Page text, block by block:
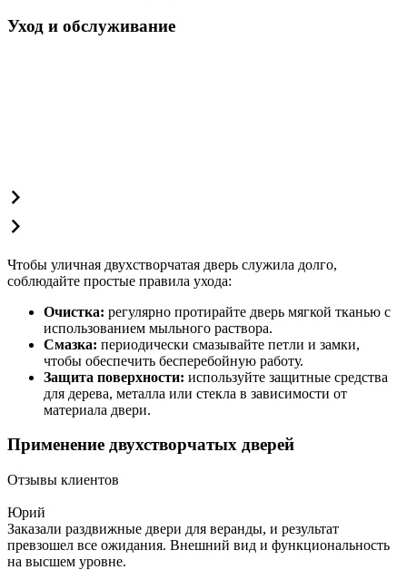
Уход и обслуживание
Чтобы уличная двухстворчатая дверь служила долго,
соблюдайте простые правила ухода:
Очистка: регулярно протирайте дверь мягкой тканью с
использованием мыльного раствора.
Смазка: периодически смазывайте петли и замки,
чтобы обеспечить бесперебойную работу.
Защита поверхности: используйте защитные средства
для дерева, металла или стекла в зависимости от
материала двери.
Применение двухстворчатых дверей
Отзывы клиентов
Юрий
Заказали раздвижные двери для веранды, и результат
превзошел все ожидания. Внешний вид и функциональность
на высшем уровне.